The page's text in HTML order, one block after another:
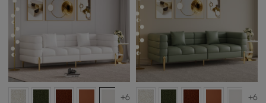
+6 +6